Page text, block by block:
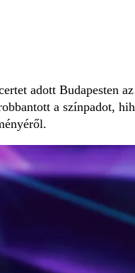
adott Budapesten
a színpadot,